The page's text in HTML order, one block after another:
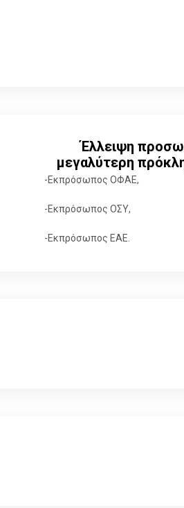
Έλλειψη
μεγαλύτερη
-Εκπρόσωπος ΟΦΑΕ,
-Εκπρόσωπος ΟΣΥ,
-Εκπρόσωπος ΕΑΕ.